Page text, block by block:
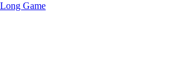
Game